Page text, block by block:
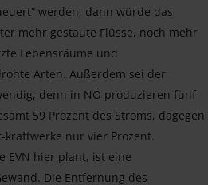
werden, dann würde das
mehr gestaute Flüsse, noch mehr
Lebensräume und
Arten. Außerdem sei der
denn in NÖ produzieren fünf
59 Prozent des Stroms, dagegen
kraftwerke nur vier Prozent.
EVN hier plant, ist eine
Die Entfernung des